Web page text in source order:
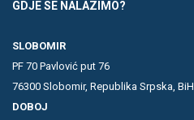
GDJE SE NALAZIMO?
SLOBOMIR
PF 70 Pavlović put 76
76300 Slobomir, Republika Srpska, BiH
DOBOJ